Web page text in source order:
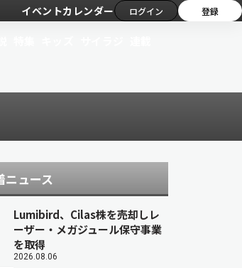
イベントカレンダー ログイン 登録
ニュース
Lumibird、Cilas株を売却しレ
ーザー・メガジュール保守事業
を取得
2026.08.06